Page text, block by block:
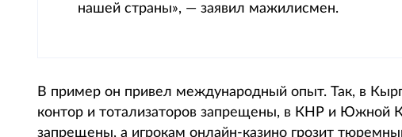
нашей страны», — заявил мажилисмен.
В пример он привел международный опыт. Так, в
контор и тотализаторов запрещены, в КНР и Южной
запрещены, а игрокам онлайн-казино грозит